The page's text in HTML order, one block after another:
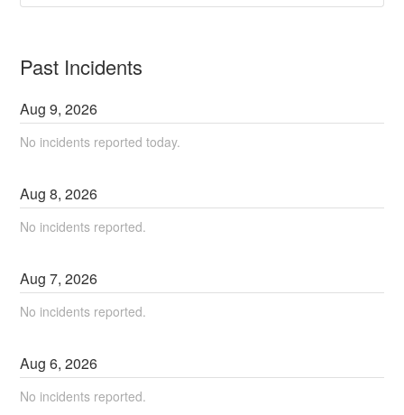
Past Incidents
Aug9,2026
No incidents reported today.
Aug8,2026
No incidents reported.
Aug7,2026
No incidents reported.
Aug6,2026
No incidents reported.